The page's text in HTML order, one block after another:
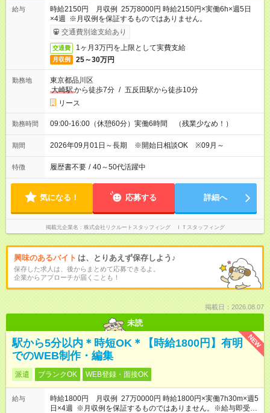
給与
時給2150円 月収例 25万8000円 時給2150円×実働6h×週5日
×4週 ※月収例を保証するものではありません。
交通費別途支給あり
交通費 1ヶ月3万円を上限として実費支給
月収例 25～30万円
勤務地
東京都品川区
大崎駅から徒歩7分 / 五反田駅から徒歩10分
リース
勤務時間 09:00-16:00（休憩60分）実働6時間 （残業少なめ！）
期間 2026年09月01日～長期 ※開始日相談OK ※09月～
特徴 履歴書不要 / 40～50代活躍中
気になる！ 応募する 詳細へ
掲載元企業名 株式会社リクルートスタッフィング ＩＴスタッフィング
興味のあるバイト は、とりあえず保存しよう♪
保存した求人は、後からまとめて応募できるよ。
企業からアプローチが届くことも！
掲載日：2026.08.07
未読
NEW
駅から5分以内＊時短OK＊【時給1800円】有明
でのWEB制作・編集
派遣 ブランクOK WEB登録・面接OK
給与
時給1800円 月収例 27万0000円 時給1800円×実働7h30m×週5
日×4週 ※月収例を保証するものではありません。※給与即受取